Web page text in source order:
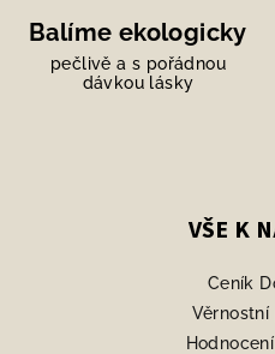
Balíme ekologicky
pečlivě a s pořádnou
dávkou lásky
VŠE K
Ceník
Věrnostní